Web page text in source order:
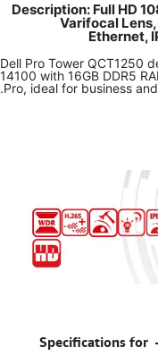
Description: Full HD
Varifocal Lens,
Ethernet,
Dell Pro Tower QCT1250
14100 with 16GB DDR5
Pro, ideal for business